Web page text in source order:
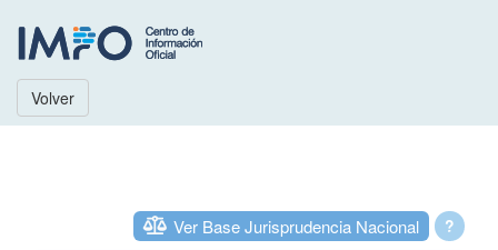
Volver
?
Ver Base Jurisprudencia Nacional